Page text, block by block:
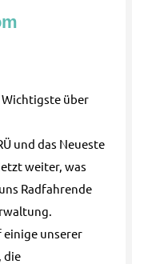
über
und das Neueste
weiter, was
Radfahrende
einige unserer
die